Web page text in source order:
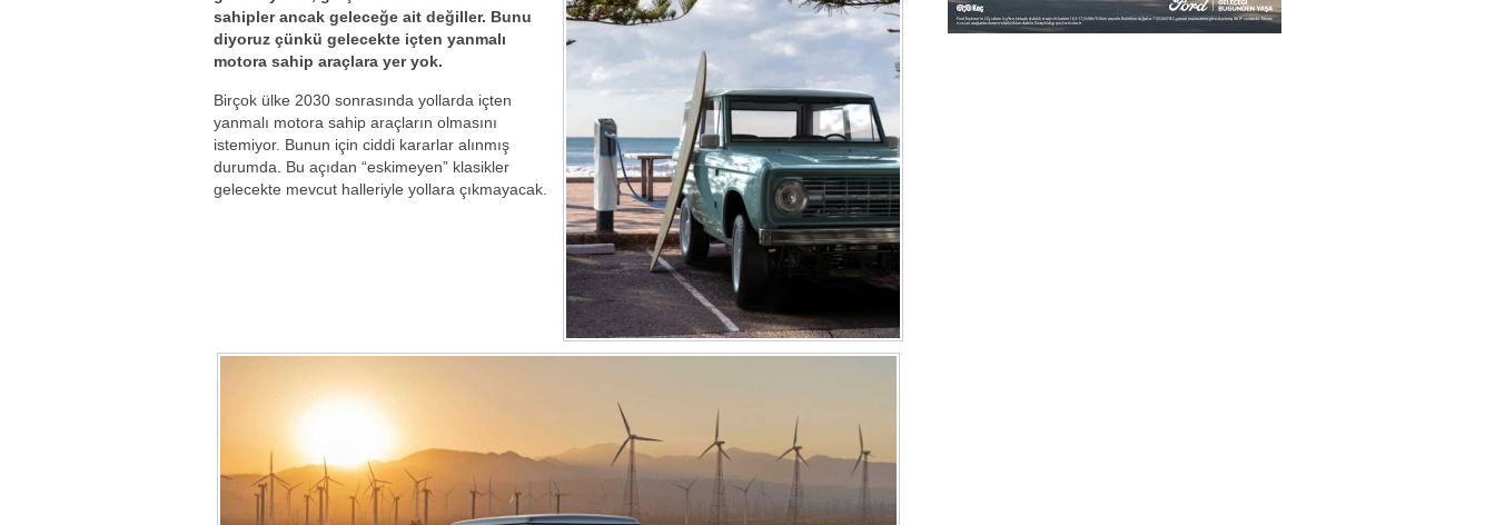
sahipler ancak geleceğe ait değiller. Bunu
diyoruz çünkü gelecekte içten yanmalı
motora sahip araçlara yer yok.
Birçok ülke 2030 sonrasında yollarda içten
yanmalı motora sahip araçların olmasını
istemiyor. Bunun için ciddi kararlar alınmış
durumda. Bu açıdan “eskimeyen” klasikler
gelecekte mevcut halleriyle yollara çıkmayacak.